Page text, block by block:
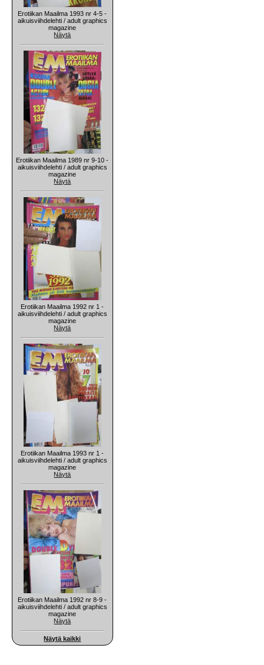
Erotiikan Maailma 1993 nr 4-5 -
aikuisviihdelehti / adult graphics
magazine
Näytä
Erotiikan Maailma 1989 nr 9-10 -
aikuisviihdelehti / adult graphics
magazine
Näytä
Erotiikan Maailma 1992 nr 1 -
aikuisviihdelehti / adult graphics
magazine
Näytä
Erotiikan Maailma 1993 nr 1 -
aikuisviihdelehti / adult graphics
magazine
Näytä
Erotiikan Maailma 1992 nr 8-9 -
aikuisviihdelehti / adult graphics
magazine
Näytä
Näytä kaikki